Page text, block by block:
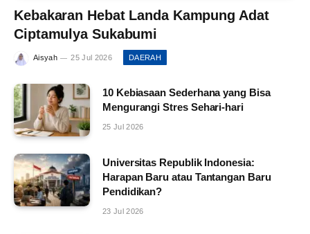
Kebakaran Hebat Landa Kampung Adat
Ciptamulya Sukabumi
Aisyah 25 Jul 2026 DAERAH
10 Kebiasaan Sederhana yang Bisa
Mengurangi Stres Sehari-hari
25 Jul 2026
Universitas Republik Indonesia:
Harapan Baru atau Tantangan Baru
Pendidikan?
23 Jul 2026